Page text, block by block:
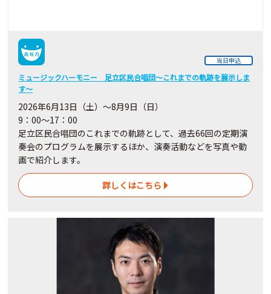
当日申込
ミュージックハーモニー 足立区民合唱団～これまでの軌跡を展示しま
す～
2026年6月13日（土）～8月9日（日）
9：00～17：00
足立区民合唱団のこれまでの軌跡として、過去66回の定期演
奏会のプログラムを展示するほか、演奏活動などを写真や動
画で紹介します。
詳しくはこちら